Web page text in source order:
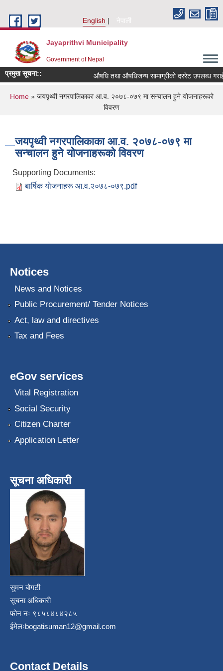
English
नेपाली
Jayaprithvi Municipality
Government of Nepal
प्रमुख सूचना:: औषधि तथा औषधिजन्य सामाग्रीको दररेट उपलब्ध
You are here
Home» जयपृथ्वी नगरपालिकाका आ.व. २०७८-०७९ मा सन्चालन हुने योजनाहरूको
विवरण
जयपृथ्वी नगरपालिकाका आ.व. २०७८-०७९ मा
सन्चालन हुने योजनाहरूको विवरण
Supporting Documents:
बार्षिक योजनाहरू आ.व.२०७८-०७९.pdf
Notices
News and Notices
Public Procurement/ Tender Notices
Act, law and directives
Tax and Fees
eGov services
Vital Registration
Social Security
Citizen Charter
Application Letter
सूचना अधिकारी
सुमन बोगटी
सूचना अधिकारी
फोन नः ९८५८४८४२८५
ईमेलःbogatisuman12@gmail.com
Contact Details